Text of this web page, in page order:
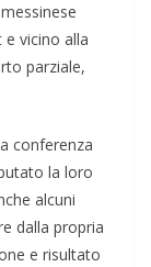
vicino alla
parziale,
conferenza
la loro
alcuni
dalla propria
e risultato